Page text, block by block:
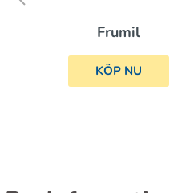
Minoxidil
KÖP NU